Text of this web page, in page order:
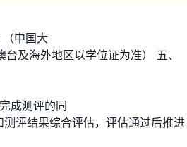
中国大
及海外地区以学位证为准） 五、
成测评的同
评结果综合评估，评估通过后推进